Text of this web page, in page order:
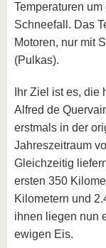
Temperaturen
Schneefall. Das
Motoren, nur mit
(Pulkas).
Ihr Ziel ist es,
Alfred de
erstmals in der
Jahreszeitraum
Gleichzeitig
ersten 350
Kilometern und
ihnen liegen nun
ewigen Eis.